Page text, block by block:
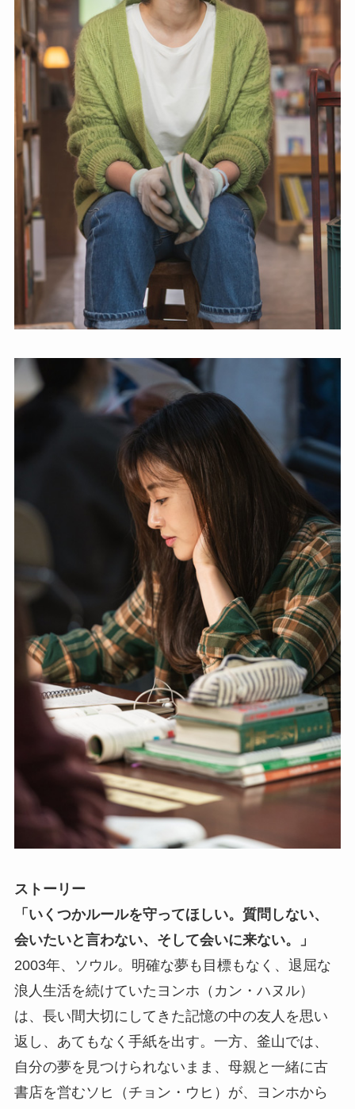
ストーリー
「いくつかルールを守ってほしい。質問しない、
会いたいと言わない、そして会いに来ない。」
2003年、ソウル。明確な夢も目標もなく、退屈な
浪人生活を続けていたヨンホ（カン・ハヌル）
は、長い間大切にしてきた記憶の中の友人を思い
返し、あてもなく手紙を出す。一方、釜山では、
自分の夢を見つけられないまま、母親と一緒に古
書店を営むソヒ（チョン・ウヒ）が、ヨンホから